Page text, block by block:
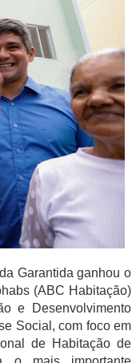
Garantida ganhou o
(ABC Habitação)
e Desenvolvimento
Social, com foco em
de Habitação de